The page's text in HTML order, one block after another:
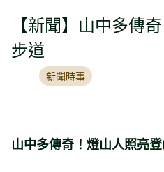
【賞花】放
【新聞】山中多傳
步道
新聞時事
山中多傳奇！燈山人照亮